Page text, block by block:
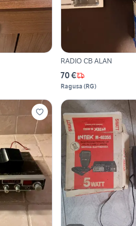
RADIO CB ALAN
70 €
Ragusa (RG)